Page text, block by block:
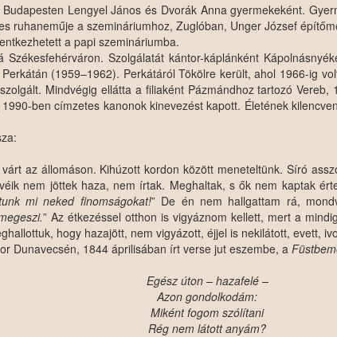
Lengyel János és Dvorák Anna gyermekeként.
ruhaneműje a szemináriumhoz, Zuglóban, Unger József
a papi szemináriumba.
Szolgálatát kántor-káplánként
(1959–1962). Perkátáról Tökölre került, ahol 1966-ig
Mindvégig ellátta a filiaként Pázmándhoz tartozó
ben címzetes kanonok kinevezést kapott. Életének
az állomáson. Kihúzott kordon között meneteltünk. Síró
nem jöttek haza, nem írtak. Meghaltak, s ők nem kaptak
mi neked finomságokat!” De én nem hallgattam rá,
” Az étkezéssel otthon is vigyáznom kellett, mert a
hogy hazajött, nem vigyázott, éjjel is nekilátott, evett,
Dunavecsén, 1844 áprilisában írt verse jut eszembe, a
Egész úton – hazafelé –
Azon gondolkodám:
Miként fogom szólítani
Rég nem látott anyám?